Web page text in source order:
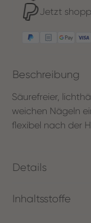
Jetzt
Beschreibung
Säurefreier,
weichen Nägeln
flexibel nach der
Details
Inhaltsstoffe